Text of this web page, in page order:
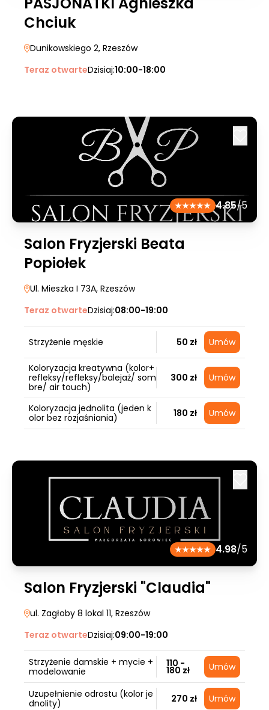
Chciuk
Dunikowskiego 2, Rzeszów
Teraz otwarteDzisiaj:10:00-18:00
4.85/5
Salon Fryzjerski Beata
Popiołek
Ul. Mieszka I 73A, Rzeszów
Teraz otwarteDzisiaj:08:00-19:00
Strzyżenie męskie 50 zł Umów
Koloryzacja kreatywna (kolor+
refleksy/refleksy/balejaż/ som
bre/ air touch)
300 zł Umów
Koloryzacja jednolita (jeden k
olor bez rozjaśniania)
180 zł Umów
4.98/5
Salon Fryzjerski "Claudia"
ul. Zagłoby 8 lokal 11, Rzeszów
Teraz otwarteDzisiaj:09:00-19:00
Strzyżenie damskie + mycie +
modelowanie
110 -
180 zł Umów
Uzupełnienie odrostu (kolor je
dnolity)
270 zł Umów